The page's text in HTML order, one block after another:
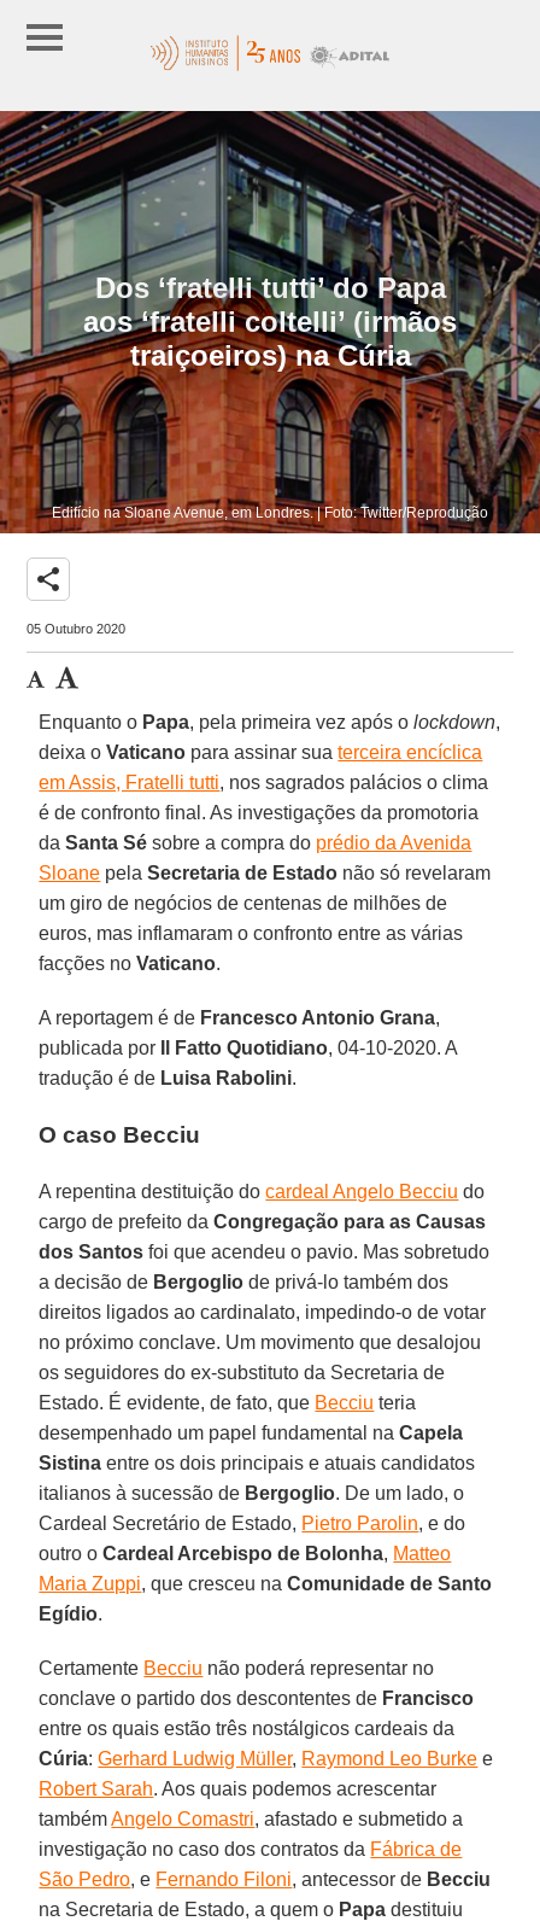
Dos ‘fratelli tutti’ do Papa
aos ‘fratelli coltelli’ (irmãos
traiçoeiros) na Cúria
Edifício na Sloane Avenue, em Londres. | Foto: Twitter/Reprodução
share
05 Outubro 2020
Enquanto o Papa, pela primeira vez após olockdown,
deixa oVaticano para assinar suaterceira encíclica
em Assis, Fratelli tutti, nos sagrados palácios o clima
é de confronto final. As investigações da promotoria
daSanta Sé sobre a compra do prédio da Avenida
Sloane pelaSecretaria de Estado não só revelaram
um giro de negócios de centenas de milhões de
euros, mas inflamaram o confronto entre as várias
facções noVaticano.
A reportagem é de Francesco Antonio Grana,
publicada por
Il Fatto Quotidiano, 04-10-2020. A
tradução é de Luisa Rabolini.
O caso Becciu
A repentina destituição docardeal Angelo Becciu do
cargo de prefeito daCongregação para as Causas
dos Santos foi que acendeu o pavio. Mas sobretudo
a decisão de Bergoglio de privá-lo também dos
direitos ligados ao cardinalato, impedindo-o de votar
no próximo conclave. Um movimento que desalojou
os seguidores do ex-substituto da Secretaria de
Estado. É evidente, de fato, que Becciu teria
desempenhado um papel fundamental naCapela
Sistina entre os dois principais e atuais candidatos
italianos à sucessão de Bergoglio. De um lado, o
Cardeal Secretário de Estado, Pietro Parolin, e do
outro oCardeal Arcebispo de Bolonha, Matteo
Maria Zuppi, que cresceu naComunidade de Santo
Egídio.
Certamente Becciu não poderá representar no
conclave o partido dos descontentes de Francisco
entre os quais estão três nostálgicos cardeais da
Cúria:Gerhard Ludwig Müller, Raymond Leo Burke e
Robert Sarah. Aos quais podemos acrescentar
tambémAngelo Comastri, afastado e submetido a
investigação no caso dos contratos da Fábrica de
São Pedro, e Fernando Filoni, antecessor de Becciu
na Secretaria de Estado, a quem o Papa destituiu